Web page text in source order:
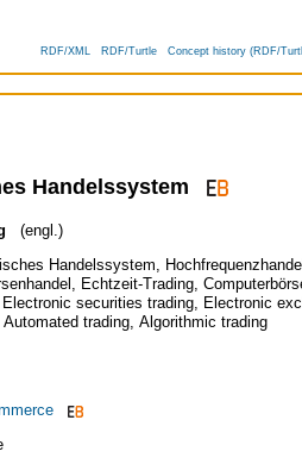
RDF/XML RDF/Turtle Concept history (RDF/
Handelssystem
(engl.)
Handelssystem
Echtzeit-Trading,
Electronic securities trading, Electronic
Automated trading, Algorithmic trading